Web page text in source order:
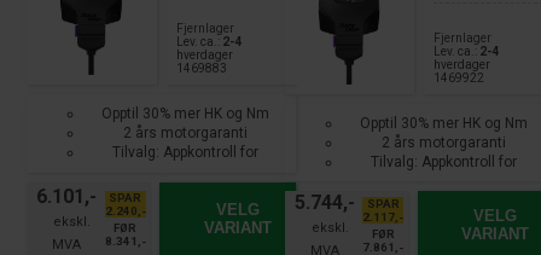
Fjernlager
Lev. ca.:
2-4
hverdager
1469883
Opptil 30% mer HK og Nm
2 års motorgaranti
Tilvalg: Appkontroll for
6.101,-
SPAR
2.240,-
FØR
8.341,-
VELG
VARIANT
Fjernlager
Lev. ca.: 2-4
hverdager
1469922
Opptil 30% mer HK og Nm
2 års motorgaranti
Tilvalg: Appkontroll for
5.744,-
SPAR
2.117,-
FØR
7.861,-
VELG
VARIANT